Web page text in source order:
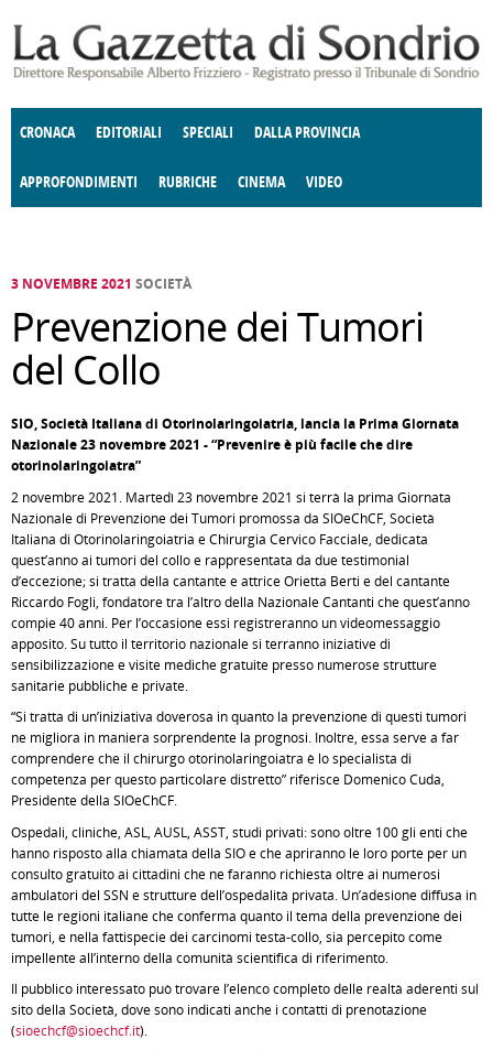
CRONACA EDITORIALI SPECIALI DALLA PROVINCIA
APPROFONDIMENTI
E SPETTACOLI POLITICA
RUBRICHE
DELLE IDEE FATTI DELLO SPIRITO
CINEMA VIDEO
3 NOVEMBRE 2021 SOCIETÀ
Prevenzione dei Tumori
del Collo
SIO, Società Italiana di Otorinolaringoiatria, lancia la Prima Giornata
Nazionale 23 novembre 2021 - “Prevenire è più facile che dire
otorinolaringoiatra”
2 novembre 2021. Martedì 23 novembre 2021 si terrà la prima Giornata
Nazionale di Prevenzione dei Tumori promossa da SIOeChCF, Società
Italiana di Otorinolaringoiatria e Chirurgia Cervico Facciale, dedicata
quest’anno ai tumori del collo e rappresentata da due testimonial
d’eccezione; si tratta della cantante e attrice Orietta Berti e del cantante
Riccardo Fogli, fondatore tra l’altro della Nazionale Cantanti che quest’anno
compie 40 anni. Per l’occasione essi registreranno un videomessaggio
apposito. Su tutto il territorio nazionale si terranno iniziative di
sensibilizzazione e visite mediche gratuite presso numerose strutture
sanitarie pubbliche e private.
“Si tratta di un’iniziativa doverosa in quanto la prevenzione di questi tumori
ne migliora in maniera sorprendente la prognosi. Inoltre, essa serve a far
comprendere che il chirurgo otorinolaringoiatra è lo specialista di
competenza per questo particolare distretto” riferisce Domenico Cuda,
Presidente della SIOeChCF.
Ospedali, cliniche, ASL, AUSL, ASST, studi privati: sono oltre 100 gli enti che
hanno risposto alla chiamata della SIO e che apriranno le loro porte per un
consulto gratuito ai cittadini che ne faranno richiesta oltre ai numerosi
ambulatori del SSN e strutture dell’ospedalità privata. Un’adesione diffusa in
tutte le regioni italiane che conferma quanto il tema della prevenzione dei
tumori, e nella fattispecie dei carcinomi testa-collo, sia percepito come
impellente all’interno della comunità scientifica di riferimento.
Il pubblico interessato può trovare l’elenco completo delle realtà aderenti sul
sito della Società, dove sono indicati anche i contatti di prenotazione
(sioechcf@sioechcf.it).